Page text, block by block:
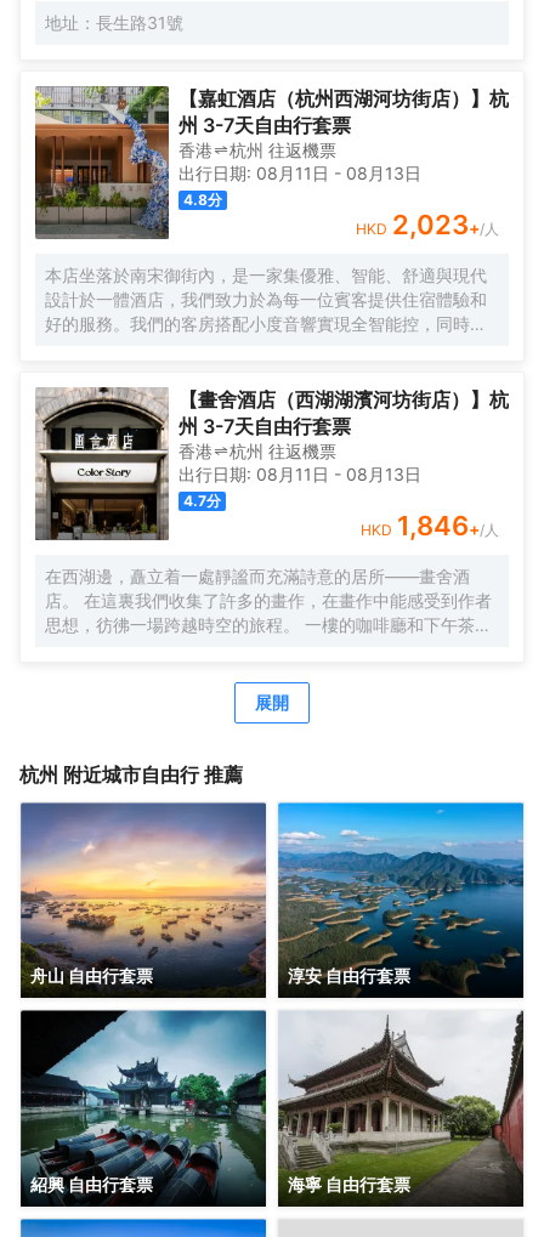
視，為您的閒暇時光增添更多娛樂選擇。 - 乾濕分離的衞浴
空間設計，為您提供舒適的使用體驗，同時24小時熱水供
早餐廳：為您精心準備豐富多樣的中西式自助早餐，開啟活
力滿滿的一天。 - 正餐廳：主打蕭山菜及特色菜餚，讓您品
嚐到地道的江南風味。餐廳內設有9個獨立包廂，為您提供私
密優雅的用餐環境，無論是商務宴請還是家庭聚餐都十分適
宜。
地址：長生路31號
【嘉虹酒店（杭州西湖河坊街店）】杭
州 3-7天自由行套票
香港 杭州 往返機票
出行日期: 08月11日 - 08月13日
4.8分
HKD 2,023+/人
本店坐落於南宋御街內，是一家集優雅、智能、舒適與現代
設計於一體酒店，我們致力於為每一位賓客提供住宿體驗和
好的服務。我們的客房搭配小度音響實現全智能控，同時配
多元化體驗。逛西湖，住本店！【畫舍酒店（西湖湖濱河坊街店）】杭
州 3-7天自由行套票
香港 杭州 往返機票
出行日期: 08月11日 - 08月13日
4.7分
HKD 1,846+/人
在西湖邊，矗立着一處靜謐而充滿詩意的居所——畫舍酒
店。 在這裏我們收集了許多的畫作，在畫作中能感受到作者
思想，彷彿一場跨越時空的旅程。 一樓的咖啡廳和下午茶，
每一位旅者提供着便捷與寧靜的雙重禮遇。 距離碧波盪漾的
西湖僅五分鐘車程，您將能輕易捕捉到她的風華絕代；前往
鐘，讓您在歷史的長河中漫步，感受古都的韻味。酒店臨近
不僅是地理位置上的便利，更是文化、藝術與生活的交融。
每間客房都獨具匠心，色彩與光線交織，為您營造出不同的
情感氛圍。朝西的落地窗大床房，讓每一個温暖的午後都有
陽光灑進房間，喚醒沉睡的心靈；超大落地窗，讓您貼近這
個城市，感受它的脈搏與呼吸。 我們深知旅途的疲憊，因
此，從床品的挑選到洗漱用品的配置，再到公共區域的每一
處細節，我們都傾注了滿滿的心意。我們希望，在這裏，您
能找到家的温馨與舒適，找到心靈的歸宿。 歡迎您踏入這片
文藝的天地，與我們一同書寫旅途中的美好篇章。期待您的
光臨，讓我們共同創造一段難忘的回憶
展開
杭州 附近城市自由行 推薦
舟山 自由行套票 淳安 自由行套票
紹興 自由行套票 海寧 自由行套票